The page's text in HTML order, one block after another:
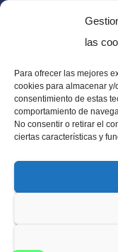
las
Para ofrecer las mejores
cookies para almacenar
consentimiento de estas
comportamiento de
No consentir o retirar el
ciertas características y
E-mail